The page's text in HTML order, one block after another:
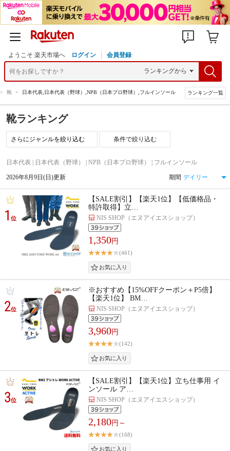
ようこそ 楽天市場へ ログイン 会員登録
靴 > 日本代表,日本代表（野球）,NPB（日本プロ野球）,フルインソール ランキング一覧
靴ランキング
条件で絞り込む
日本代表 | 日本代表（野球） | NPB（日本プロ野球） | フルインソール
2026年8月9日(日)更新 期間
1位
【SALE割引】【楽天1位】【低価格品・
特許取得】立…
NIS SHOP（エヌアイエスショップ）
1,350円
(461)
2位
※おすすめ【15%OFFクーポン＋P5倍】
【楽天1位】 BM…
NIS SHOP（エヌアイエスショップ）
3,960円
(142)
3位
【SALE割引】【楽天1位】立ち仕事用 イ
ンソール ア…
NIS SHOP（エヌアイエスショップ）
2,180円～
(168)